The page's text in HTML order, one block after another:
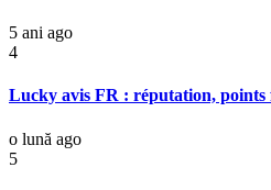
5 ani ago
4
Lucky avis FR : réputation, points
o lună ago
5